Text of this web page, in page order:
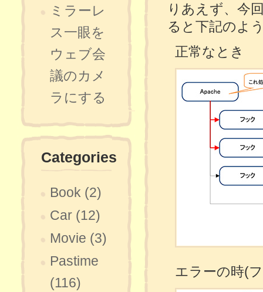
りあえず、今
ると下記のよ
正常なとき
エラーの時(
ミラーレ
ス一眼を
ウェブ会
議のカメ
ラにする
Categories
Book (2)
Car (12)
Movie (3)
Pastime
(116)